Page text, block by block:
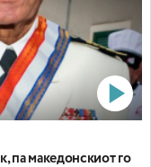
па македонскиот го